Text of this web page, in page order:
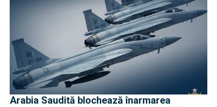
Arabia Saudită blochează înarmarea